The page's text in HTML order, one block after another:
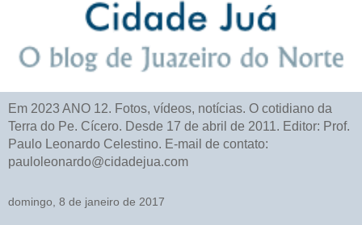
Em 2023 ANO 12. Fotos, vídeos, notícias. O cotidiano da
Terra do Pe. Cícero. Desde 17 de abril de 2011. Editor: Prof.
Paulo Leonardo Celestino. E-mail de contato:
pauloleonardo@cidadejua.com
domingo, 8 de janeiro de 2017